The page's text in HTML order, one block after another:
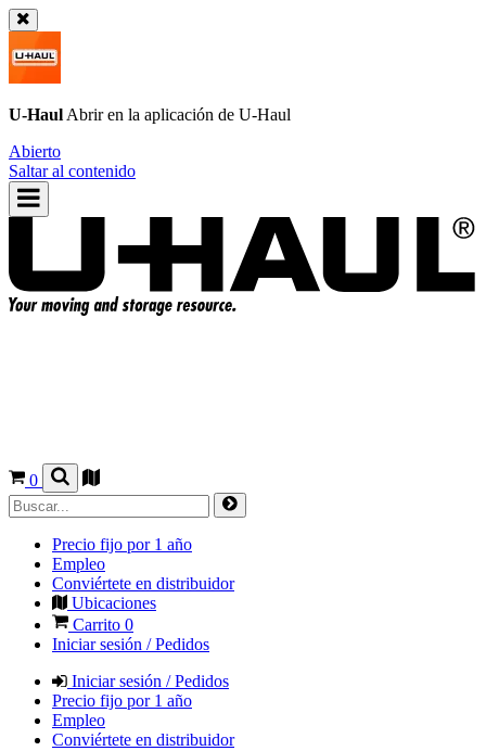
U-Haul Abrir en la aplicación de U-Haul
Abierto
Saltar al contenido
0
Precio fijo por 1 año
Empleo
Conviértete en distribuidor
Ubicaciones
Carrito 0
Iniciar sesión / Pedidos
Iniciar sesión / Pedidos
Precio fijo por 1 año
Empleo
Conviértete en distribuidor